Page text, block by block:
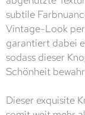
subtile
Vintage-Look
garantiert dabei
sodass dieser
Schönheit
Dieser exquisite